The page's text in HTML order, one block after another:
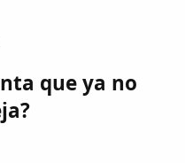
que ya no